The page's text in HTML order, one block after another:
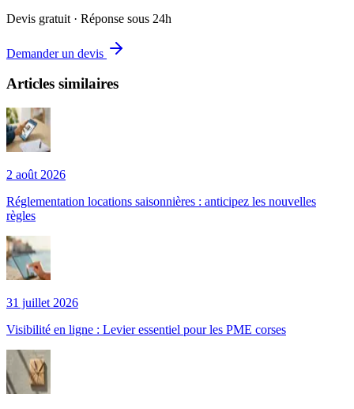
Devis gratuit · Réponse sous 24h
Demander un devis
Articles similaires
2 août 2026
Réglementation locations saisonnières : anticipez les nouvelles
règles
31 juillet 2026
Visibilité en ligne : Levier essentiel pour les PME corses